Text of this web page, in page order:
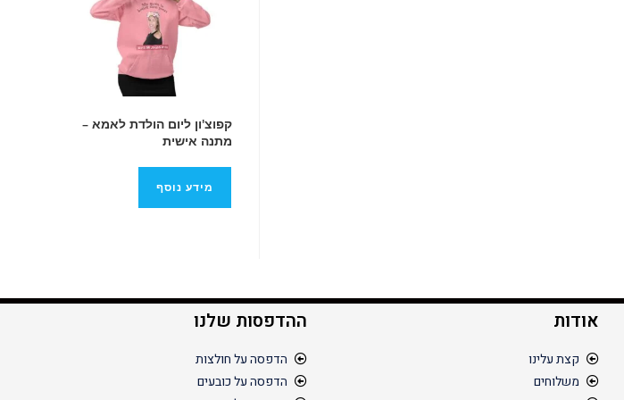
קפוצ'ון ליום הולדת לאמא –
מתנה אישית
מידע נוסף
אודות
קצת עלינו
משלוחים
ההדפסות שלנו
הדפסה על חולצות
הדפסה על כובעים